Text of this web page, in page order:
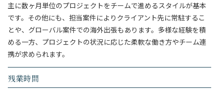
主に数ヶ月単位のプロジェクトをチームで進めるスタイルが基本
です。その他にも、担当案件によりクライアント先に常駐するこ
とや、グローバル案件での海外出張もあります。多様な経験を積
める一方、プロジェクトの状況に応じた柔軟な働き方やチーム連
携が求められます。
残業時間